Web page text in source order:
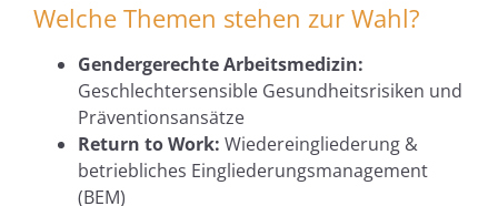
Welche Themen stehen zur Wahl?
Gendergerechte Arbeitsmedizin:
Geschlechtersensible Gesundheitsrisiken und
Präventionsansätze
Return to Work: Wiedereingliederung &
betriebliches Eingliederungsmanagement
(BEM)